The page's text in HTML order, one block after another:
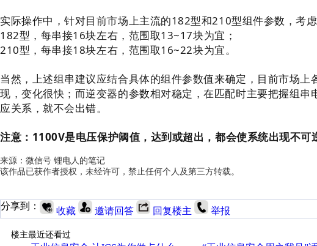
实际操作中，针对目前市场上主流的182型和210型组件参数，考
182型，每串接16块左右，范围取13~17块为宜；
210型，每串接18块左右，范围取16~22块为宜。
当然，上述组串建议应结合具体的组件参数值来确定，目前市场
现，变化很快；而逆变器的参数相对稳定，在匹配时主要把握组
应关系，就不会出错。
注意：1100V是电压保护阈值，达到或超出，都会使系统出现不可
来源：微信号 锂电人的笔记
该作品已获作者授权，未经许可，禁止任何个人及第三方转载。
分享到： 收藏 邀请回答 回复楼主 举报
楼主最近还看过